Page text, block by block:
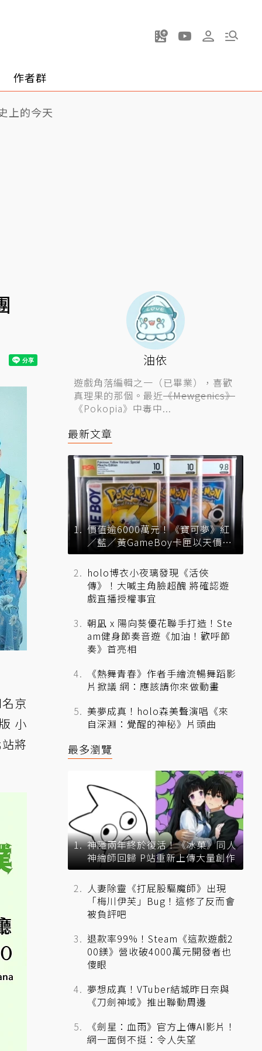
作者群
上的今天
京
小
將
油依
遊戲角落編輯之一（已畢業），喜歡
真理果的那個。最近《Mewgenics》
《Pokopia》中毒中...
最新文章
價值逾6000萬元！《寶可夢》紅
／藍／黃GameBoy卡匣以天價拍
賣售出
holo博衣小夜璃發現《活俠
傳》！大喊主角臉超醜 將確認遊
戲直播授權事宜
朝凪 x 陽向葵優花聯手打造！Ste
am健身節奏音遊《加油！歡呼節
奏》首亮相
《熱舞青春》作者手繪流暢舞蹈影
片掀議 網：應該請你來做動畫
美夢成真！holo森美聲演唱《來
自深淵：覺醒的神秘》片頭曲
最多瀏覽
神隱兩年終於復活！《冰菓》同人
神繪師回歸 P站重新上傳大量創作
人妻除靈《打屁股驅魔師》出現
「梅川伊芙」Bug！這修了反而會
被負評吧
退款率99%！Steam《這款遊戲2
00鎂》營收破4000萬元開發者也
傻眼
夢想成真！VTuber結城昨日奈與
《刀劍神域》推出聯動周邊
《劍星：血雨》官方上傳AI影片！
網一面倒不挺：令人失望